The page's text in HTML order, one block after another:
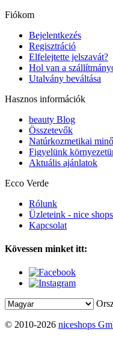
Fiókom
Bejelentkezés
Regisztráció
Elfelejtette jelszavát?
Hol van a
Utalvány beváltása
Hasznos információk
beauty Blog
Összetevők
Natúrkozmetikai
Figyelünk
Aktuális ajánlatok
Ecco Verde
Rólunk
Üzleteink - nice shops
Kapcsolat
Kövessen minket itt:
© 2010-2026 niceshops